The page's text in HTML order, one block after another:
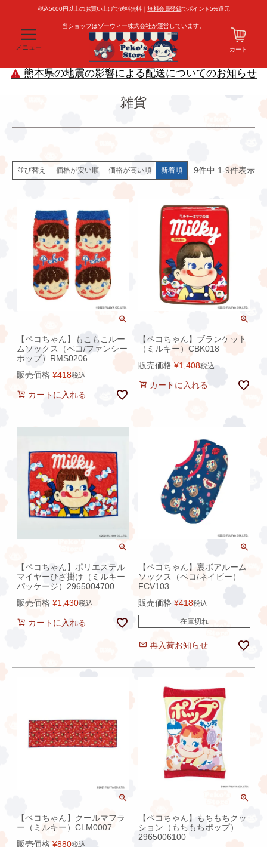
税込5000円以上のお買い上げで送料無料｜無料会員登録でポイント5%還元
メニュー
当ショップはゾーウィー株式会社が運営しています。
カート
熊本県の地震の影響による配送についてのお知らせ
雑貨
並び替え 価格が安い順 価格が高い順 新着順 9件中 1-9件表示
【ペコちゃん】もこもこルー
ムソックス（ペコ/ファンシー
ポップ）RMS0206
販売価格 ¥418税込
カートに入れる
【ペコちゃん】ブランケット
（ミルキー）CBK018
販売価格 ¥1,408税込
カートに入れる
【ペコちゃん】ポリエステル
マイヤーひざ掛け（ミルキー
パッケージ）2965004700
販売価格 ¥1,430税込
カートに入れる
【ペコちゃん】裏ボアルーム
ソックス（ペコ/ネイビー）
FCV103
販売価格 ¥418税込
在庫切れ
再入荷お知らせ
【ペコちゃん】クールマフラ
ー（ミルキー）CLM0007
販売価格 ¥880税込
【ペコちゃん】もちもちクッ
ション（もちもちポップ）
2965006100